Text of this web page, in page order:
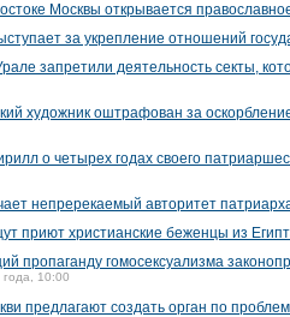
Москвы открывается
за укрепление отношений
запретили деятельность секты,
художник оштрафован за
о четырех годах своего
непререкаемый авторитет
приют христианские беженцы из
пропаганду гомосексуализма
10:00
предлагают создать орган по